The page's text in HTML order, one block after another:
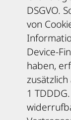
DSGVO.
von
Device-
haben,
1